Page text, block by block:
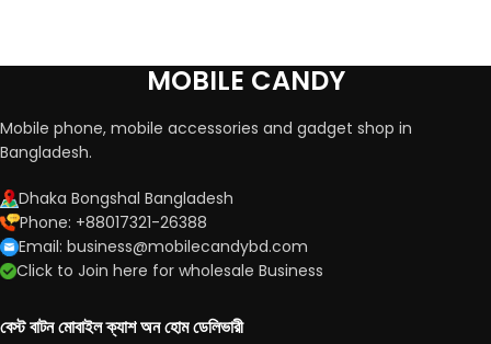
MOBILE CANDY
Mobile phone, mobile accessories and gadget shop in
Bangladesh.
Dhaka Bongshal Bangladesh
Phone: +88017321-26388
Email: business@mobilecandybd.com
Click to Join here for wholesale Business
বেস্ট বাটন মোবাইল ক্যাশ অন হোম ডেলিভারী